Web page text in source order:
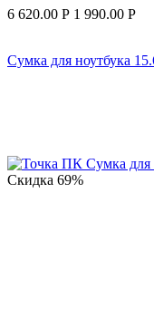
6 620.00 Р 1 990.00 Р
Сумка для ноутбука
Скидка 69%